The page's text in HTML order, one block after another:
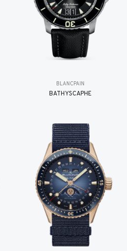
BLANCPAIN
BATHYSCAPHE